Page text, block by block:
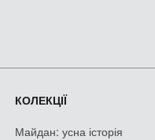
КОЛЕКЦІЇ
Майдан: усна історія